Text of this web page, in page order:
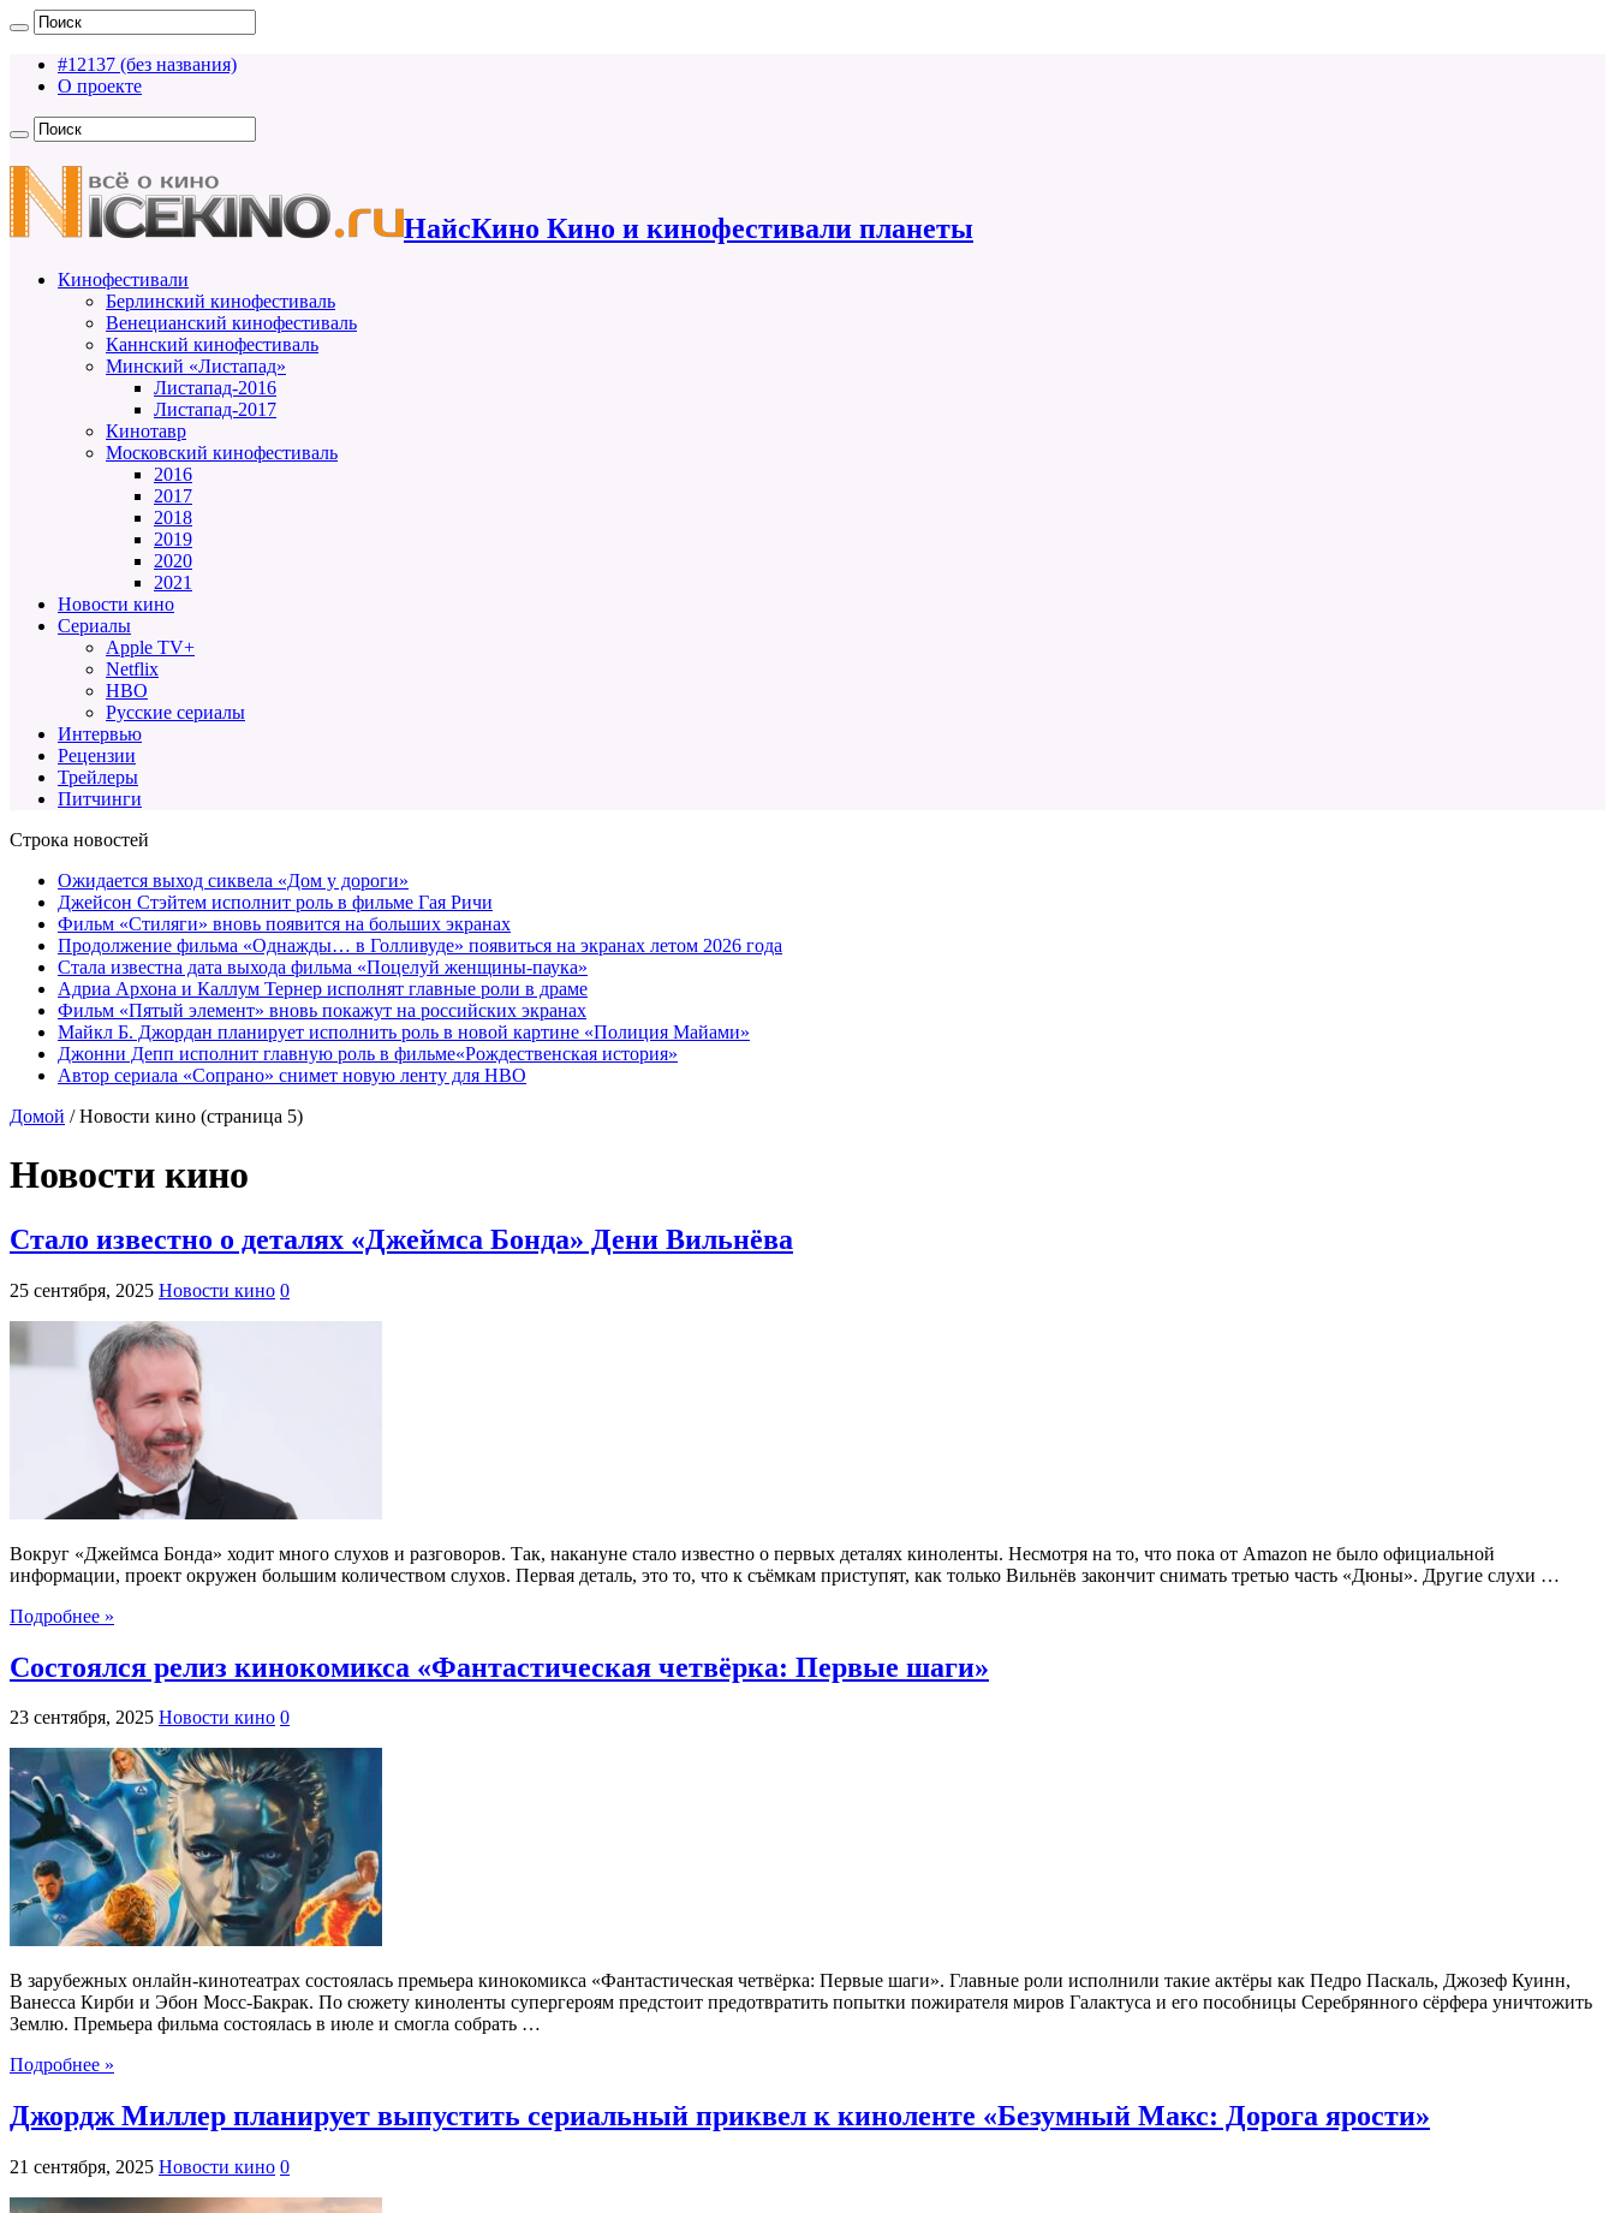
#12137 (без названия)
О проекте
НайсКино Кино и кинофестивали планеты
Кинофестивали
Берлинский кинофестиваль
Венецианский кинофестиваль
Каннский кинофестиваль
Минский «Листапад»
Листапад-2016
Листапад-2017
Кинотавр
Московский кинофестиваль
2016
2017
2018
2019
2020
2021
Новости кино
Сериалы
Apple TV+
Netflix
HBO
Русские сериалы
Интервью
Рецензии
Трейлеры
Питчинги
Строка новостей
Ожидается выход сиквела «Дом у дороги»
Джейсон Стэйтем исполнит роль в фильме Гая Ричи
Фильм «Стиляги» вновь появится на больших экранах
Продолжение фильма «Однажды… в Голливуде» появиться на экранах летом 2026 года
Стала известна дата выхода фильма «Поцелуй женщины-паука»
Адриа Архона и Каллум Тернер исполнят главные роли в драме
Фильм «Пятый элемент» вновь покажут на российских экранах
Майкл Б. Джордан планирует исполнить роль в новой картине «Полиция Майами»
Джонни Депп исполнит главную роль в фильме«Рождественская история»
Автор сериала «Сопрано» снимет новую ленту для HBO
Домой / Новости кино (страница 5)
Новости кино
Стало известно о деталях «Джеймса Бонда» Дени Вильнёва
25 сентября, 2025 Новости кино 0
Вокруг «Джеймса Бонда» ходит много слухов и разговоров. Так, накануне стало известно о первых деталях киноленты. Несмотря на то, что пока от Amazon не было официальной
информации, проект окружен большим количеством слухов. Первая деталь, это то, что к съёмкам приступят, как только Вильнёв закончит снимать третью часть «Дюны». Другие слухи …
Подробнее »
Состоялся релиз кинокомикса «Фантастическая четвёрка: Первые шаги»
23 сентября, 2025 Новости кино 0
В зарубежных онлайн-кинотеатрах состоялась премьера кинокомикса «Фантастическая четвёрка: Первые шаги». Главные роли исполнили такие актёры как Педро Паскаль, Джозеф Куинн,
Ванесса Кирби и Эбон Мосс-Бакрак. По сюжету киноленты супергероям предстоит предотвратить попытки пожирателя миров Галактуса и его пособницы Серебрянного сёрфера уничтожить
Землю. Премьера фильма состоялась в июле и смогла собрать …
Подробнее »
Джордж Миллер планирует выпустить сериальный приквел к киноленте «Безумный Макс: Дорога ярости»
21 сентября, 2025 Новости кино 0